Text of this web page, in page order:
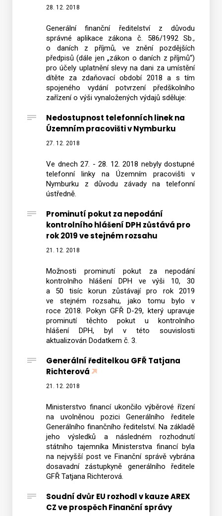
28. 12. 2018
Generální finanční ředitelství z důvodu
správné aplikace zákona č. 586/1992 Sb.,
o daních z příjmů, ve znění pozdějších
předpisů (dále jen „zákon o daních z příjmů“)
pro účely uplatnění slevy na dani za umístění
dítěte za zdaňovací období 2018 a s tím
spojeného vydání potvrzení předškolního
zařízení o výši vynaložených výdajů sděluje:
Nedostupnost telefonních linek na
Územním pracovišti v Nymburku
27. 12. 2018
Ve dnech 27. - 28. 12. 2018 nebyly dostupné
telefonní linky na Územním pracovišti v
Nymburku z důvodu závady na telefonní
ústředně.
Prominutí pokut za nepodání
kontrolního hlášení DPH zůstává pro
rok 2019 ve stejném rozsahu
21. 12. 2018
Možnosti prominutí pokut za nepodání
kontrolního hlášení DPH ve výši 10, 30
a 50 tisíc korun zůstávají pro rok 2019
ve stejném rozsahu, jako tomu bylo v
roce 2018. Pokyn GFŘ D-29, který upravuje
prominutí těchto pokut u kontrolního
hlášení DPH, byl v této souvislosti
aktualizován Dodatkem č. 3.
Generální ředitelkou GFŘ Tatjana
Richterová
21. 12. 2018
Ministerstvo financí ukončilo výběrové řízení
na uvolněnou pozici Generálního ředitele
Generálního finančního ředitelství. Na základě
jeho výsledků a následném rozhodnutí
státního tajemníka Ministerstva financí byla
na nejvyšší post ve Finanční správě vybrána
dosavadní zástupkyně generálního ředitele
GFŘ Tatjana Richterová.
Soudní dvůr EU rozhodl v kauze AREX
CZ ve prospěch Finanční správy